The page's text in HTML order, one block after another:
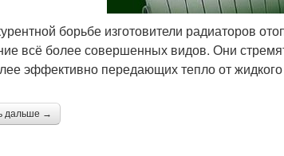
борьбе изготовители радиаторов
всё более совершенных видов. Они
эффективно передающих тепло от
дальше →